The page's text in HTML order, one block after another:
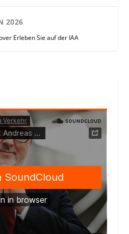
2026
Erleben Sie auf der IAA